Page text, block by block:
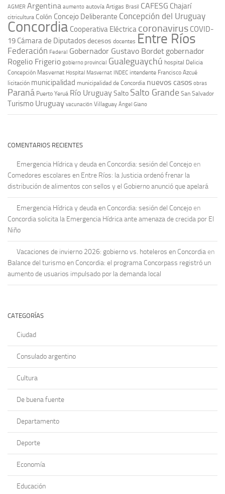
AGMER Argentina aumento autovía Artigas Brasil CAFESG Chajarí
citricultura Colón Concejo Deliberante Concepción del Uruguay
Concordia Cooperativa Eléctrica coronavirus COVID-
19 Cámara de Diputadosdecesos docentes Entre Ríos
Federación Federal Gobernador Gustavo Bordet gobernador
Rogelio Frigerio gobierno provincial Gualeguaychú hospital Delicia
Concepción Masvernat Hospital Masvernat INDEC intendente Francisco Azcué
licitación municipalidad municipalidad de Concordia nuevos casos obras
Paraná Puerto Yeruá Río UruguaySalto Salto Grande San Salvador
Turismo Uruguay vacunación Villaguay Ángel Giano
COMENTARIOS RECIENTES
Emergencia Hídrica y deuda en Concordia: sesión del Concejo en
Comedores escolares en Entre Ríos: la Justicia ordenó frenar la
distribución de alimentos con sellos y el Gobierno anunció que apelará
Emergencia Hídrica y deuda en Concordia: sesión del Concejo en
Concordia solicita la Emergencia Hídrica ante amenaza de crecida por El
Niño
Vacaciones de invierno 2026: gobierno vs. hoteleros en Concordia en
Balance del turismo en Concordia: el programa Concorpass registró un
aumento de usuarios impulsado por la demanda local
CATEGORÍAS
Ciudad
Consulado argentino
Cultura
De buena fuente
Departamento
Deporte
Economía
Educación